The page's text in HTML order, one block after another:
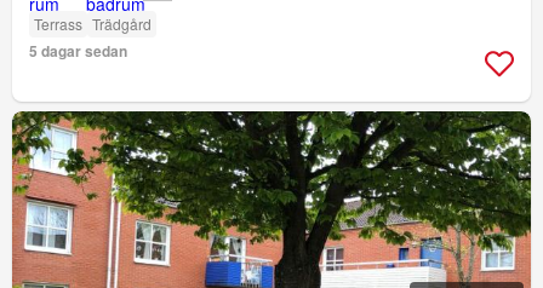
Terrass Trädgård
5 dagar sedan